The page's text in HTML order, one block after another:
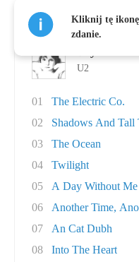
Kliknij tę ikonę,
zdanie.
U2
01
The Electric Co.
02
Shadows And Tall
03
The Ocean
04
Twilight
05
A Day Without Me
06
Another Time,
07
An Cat Dubh
08
Into The Heart